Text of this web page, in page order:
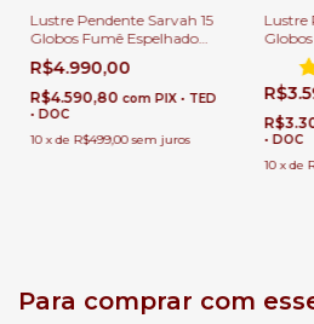
Lustre Pendente Sarvah 15
Globos Fumê Espelhado
(Importado) Para Casas Pé
Direito Duplo e Alto.
R$4.990,00
R$4.590,80 com PIX • TED
• DOC
10 xde R$499,00 sem juros
Lustre
Pé
• DOC
10 xde
Para comprar com